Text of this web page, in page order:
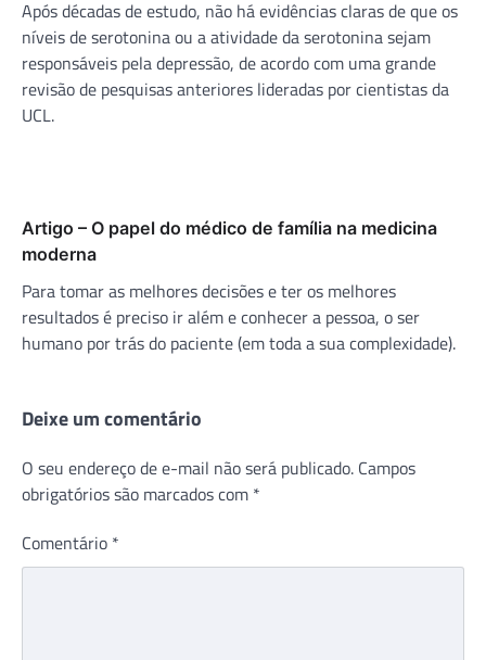
Após décadas de estudo, não há evidências claras de que os
níveis de serotonina ou a atividade da serotonina sejam
responsáveis ​​​​pela depressão, de acordo com uma grande
revisão de pesquisas anteriores lideradas por cientistas da
UCL.
Artigo – O papel do médico de família na medicina
moderna
Para tomar as melhores decisões e ter os melhores
resultados é preciso ir além e conhecer a pessoa, o ser
humano por trás do paciente (em toda a sua complexidade).
Deixe um comentário
O seu endereço de e-mail não será publicado. Campos
obrigatórios são marcados com *
Comentário *